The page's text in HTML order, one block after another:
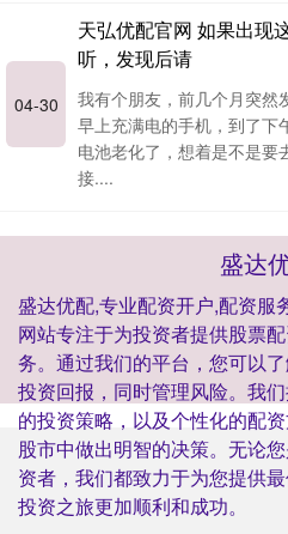
04-30
天弘优配官网 如果出现
听，发现后请
我有个朋友，前几个月突然
早上充满电的手机，到了下
电池老化了，想着是不是要
接....
盛达
盛达优配,专业配资开户,配资服
网站专注于为投资者提供股票
务。通过我们的平台，您可以
投资回报，同时管理风险。我
的投资策略，以及个性化的配
股市中做出明智的决策。无论
资者，我们都致力于为您提供
投资之旅更加顺利和成功。